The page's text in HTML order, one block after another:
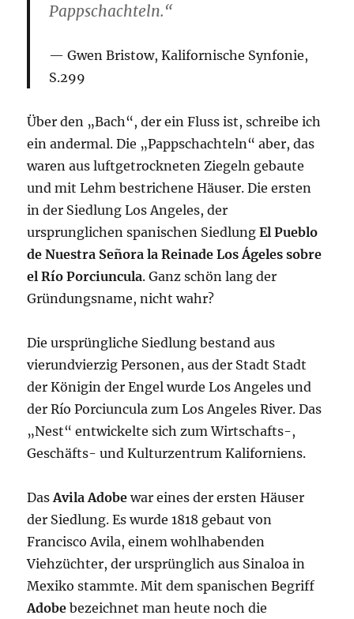
Pappschachteln.“
Gwen Bristow, Kalifornische Synfonie,
S.299
Über den „Bach“, der ein Fluss ist, schreibe ich
ein andermal. Die „Pappschachteln“ aber, das
waren aus luftgetrockneten Ziegeln gebaute
und mit Lehm bestrichene Häuser. Die ersten
in der Siedlung Los Angeles, der
ursprunglichen spanischen SiedlungEl Pueblo
de Nuestra Señora la Reinade Los Ágeles sobre
el Río Porciuncula. Ganz schön lang der
Gründungsname, nicht wahr?
Die ursprüngliche Siedlung bestand aus
vierundvierzig Personen, aus der Stadt Stadt
der Königin der Engel wurde Los Angeles und
der Río Porciuncula zum Los Angeles River. Das
„Nest“ entwickelte sich zum Wirtschafts-,
Geschäfts- und Kulturzentrum Kaliforniens.
DasAvila Adobe war eines der ersten Häuser
der Siedlung. Es wurde 1818 gebaut von
Francisco Avila, einem wohlhabenden
Viehzüchter, der ursprünglich aus Sinaloa in
Mexiko stammte. Mit dem spanischen Begriff
Adobe bezeichnet man heute noch die